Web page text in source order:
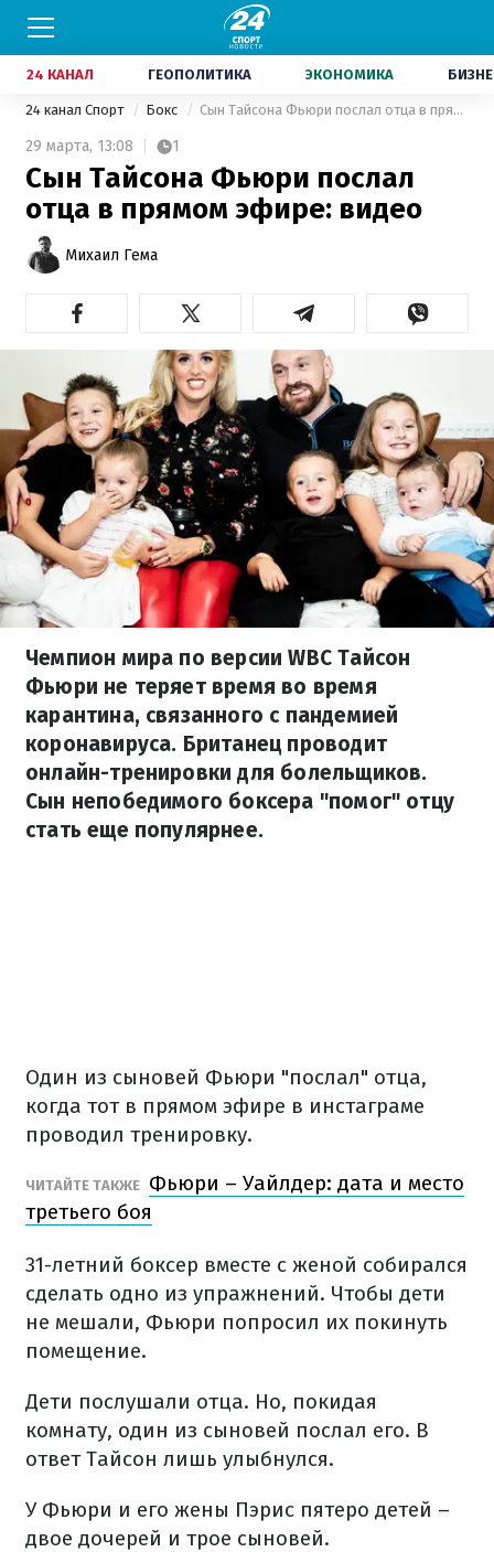
24 КАНАЛ ГЕОПОЛИТИКА ЭКОНОМИКА
24 канал Спорт Бокс Сын Тайсона Фьюри послал отца в прямом эфире: видео
29 марта, 13:08 1
Сын Тайсона Фьюри послал
отца в прямом эфире: видео
Михаил Гема
Чемпион мира по версии WBC Тайсон
Фьюри не теряет время во время
карантина, связанного с пандемией
коронавируса. Британец проводит
онлайн-тренировки для болельщиков.
Сын непобедимого боксера "помог" отцу
стать еще популярнее.
Один из сыновей Фьюри "послал" отца,
когда тот в прямом эфире в инстаграме
проводил тренировку.
ЧИТАЙТЕ ТАКЖЕ Фьюри – Уайлдер: дата и место
третьего боя
31-летний боксер вместе с женой собирался
сделать одно из упражнений. Чтобы дети
не мешали, Фьюри попросил их покинуть
помещение.
Дети послушали отца. Но, покидая
комнату, один из сыновей послал его. В
ответ Тайсон лишь улыбнулся.
У Фьюри и его жены Пэрис пятеро детей –
двое дочерей и трое сыновей.